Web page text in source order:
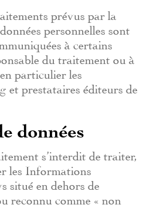
prévus par la
personnelles sont
à certains
du traitement ou à
particulier les
et prestataires éditeurs de
données
s’interdit de traiter,
les Informations
situé en dehors de
reconnu comme « non